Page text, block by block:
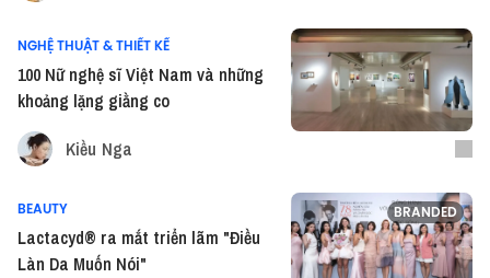
NGHỆ THUẬT & THIẾT KẾ
100 Nữ nghệ sĩ Việt Nam và những
khoảng lặng giằng co
Kiều Nga
BRANDED
BEAUTY
Lactacyd® ra mắt triển lãm "Điều
Làn Da Muốn Nói"